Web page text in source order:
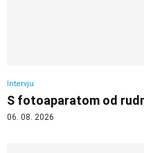
Intervju
S fotoaparatom od
06. 08. 2026